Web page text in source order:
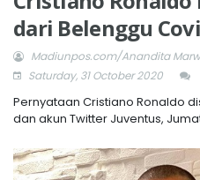
dari Belenggu
Madiunpos.com/Anandita
Saturday, 31 October 2020
Pernyataan Cristiano Ronaldo
dan akun Twitter Juventus,